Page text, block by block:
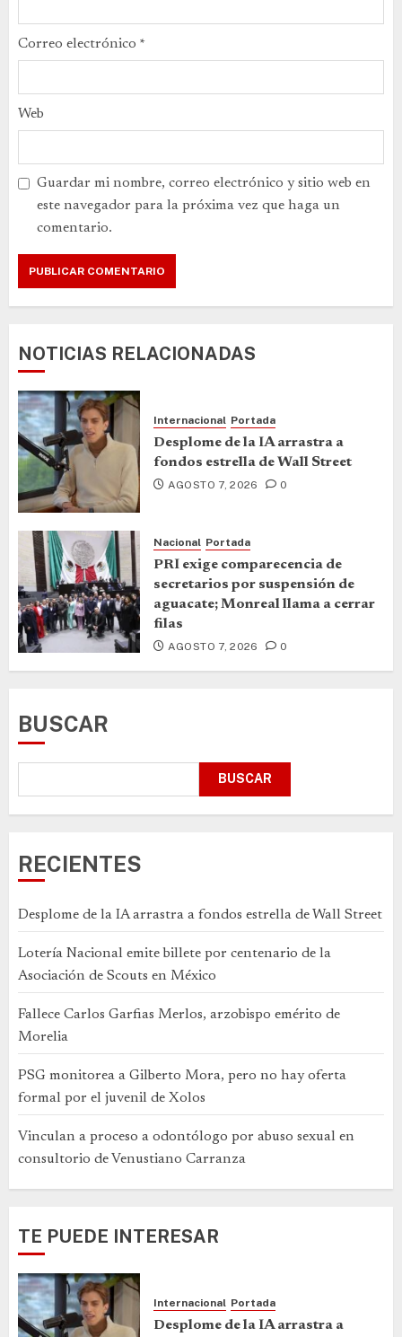
Correo electrónico *
Web
Guardar mi nombre, correo electrónico y sitio web en
este navegador para la próxima vez que haga un
comentario.
NOTICIAS RELACIONADAS
Internacional Portada
Desplome de la IA arrastra a
fondos estrella de Wall Street
AGOSTO 7, 2026 0
Nacional Portada
PRI exige comparecencia de
secretarios por suspensión de
aguacate; Monreal llama a cerrar
filas
AGOSTO 7, 2026 0
BUSCAR
BUSCAR
RECIENTES
Desplome de la IA arrastra a fondos estrella de Wall Street
Lotería Nacional emite billete por centenario de la
Asociación de Scouts en México
Fallece Carlos Garfias Merlos, arzobispo emérito de
Morelia
PSG monitorea a Gilberto Mora, pero no hay oferta
formal por el juvenil de Xolos
Vinculan a proceso a odontólogo por abuso sexual en
consultorio de Venustiano Carranza
TE PUEDE INTERESAR
Internacional Portada
Desplome de la IA arrastra a